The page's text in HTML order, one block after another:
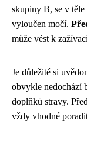
skupiny B, se v
vyloučen močí.
může vést k
Je důležité si
obvykle nedochází
doplňků stravy.
vždy vhodné